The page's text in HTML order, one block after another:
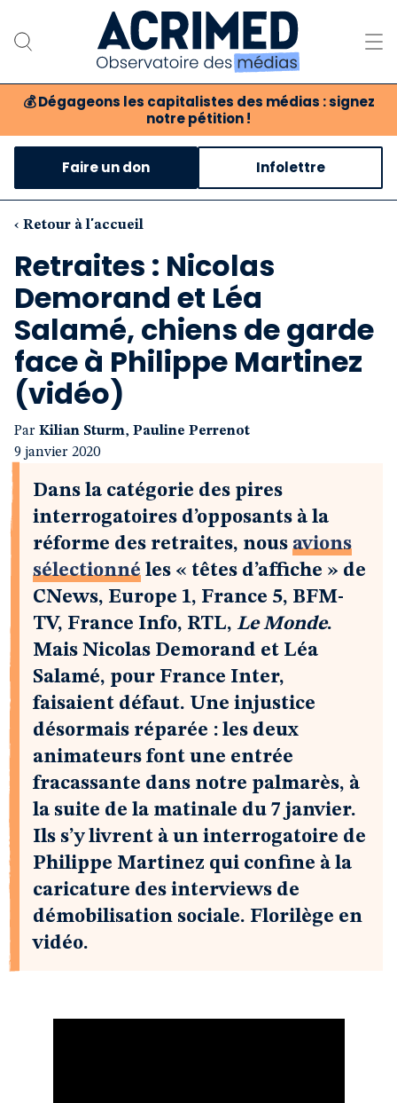
💰 Dégageons les capitalistes des médias : signez
notre pétition !
Notre association
Notre critique des médias
Nos propositions
Notre revue
Boutique
Faire un don Infolettre
‹ Retour à l'accueil
Retraites : Nicolas
Demorand et Léa
Salamé, chiens de garde
face à Philippe Martinez
(vidéo)
Par Kilian Sturm, Pauline Perrenot
9 janvier 2020
Dans la catégorie des pires
interrogatoires d’opposants à la
réforme des retraites, nous avions
sélectionné les « têtes d’affiche » de
CNews, Europe 1, France 5, BFM-
TV, France Info, RTL, Le Monde.
Mais Nicolas Demorand et Léa
Salamé, pour France Inter,
faisaient défaut. Une injustice
désormais réparée : les deux
animateurs font une entrée
fracassante dans notre palmarès, à
la suite de la matinale du 7 janvier.
Ils s’y livrent à un interrogatoire de
Philippe Martinez qui confine à la
caricature des interviews de
démobilisation sociale. Florilège en
vidéo.